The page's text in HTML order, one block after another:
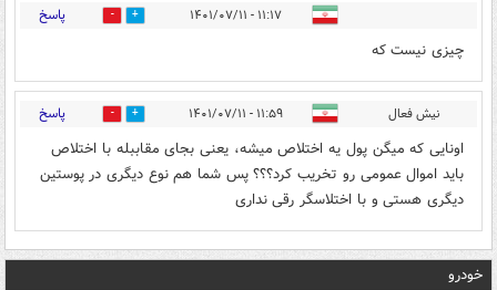
۱۱:۱۷ - ۱۴۰۱/۰۷/۱۱ 0 پاسخ
چيزی نيست که
نیش فعال ۱۱:۵۹ - ۱۴۰۱/۰۷/۱۱ 0 پاسخ
اونایی که میگن پول یه اختلاص میشه، یعنی بجای مقاببله با اختلاص
باید اموال عمومی رو تخریب کرد؟؟؟ پس شما هم نوع دیگری در پوستین
دیگری هستی و با اختلاسگر رقی نداری
خودرو